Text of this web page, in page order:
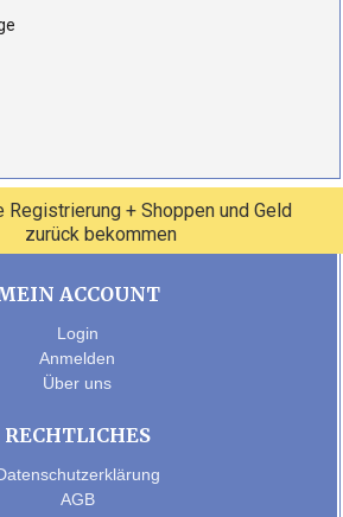
Registrierung + Shoppen und Geld
zurück bekommen
ACCOUNT
Login
Anmelden
Über uns
RECHTLICHES
AGB